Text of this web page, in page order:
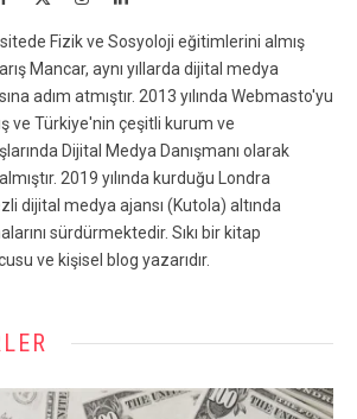
Fizik ve Sosyoloji eğitimlerini almış
Mancar, aynı yıllarda dijital medya
adım atmıştır. 2013 yılında Webmasto'yu
ve Türkiye'nin çeşitli kurum ve
Dijital Medya Danışmanı olarak
2019 yılında kurduğu Londra
dijital medya ajansı (Kutola) altında
sürdürmektedir. Sıkı bir kitap
ve kişisel blog yazarıdır.